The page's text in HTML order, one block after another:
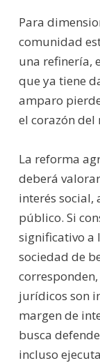
Para
comunidad
una refinería,
que ya tiene
amparo
el corazón del
La reforma
deberá
interés social,
público. Si
significativo a
sociedad de
jurídicos son
margen de
busca
incluso